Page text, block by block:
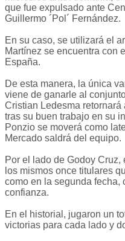
que fue expulsado ante
Guillermo ´Pol´ Fernández.
En su caso, se utilizará el
Martínez se encuentra con
España.
De esta manera, la única
viene de ganarle al
Cristian Ledesma
tras su buen trabajo en su
Ponzio se moverá como
Mercado saldrá del equipo.
Por el lado de Godoy
los mismos once titulares
como en la segunda fecha,
confianza.
En el historial, jugaron un
victorias para cada lado y